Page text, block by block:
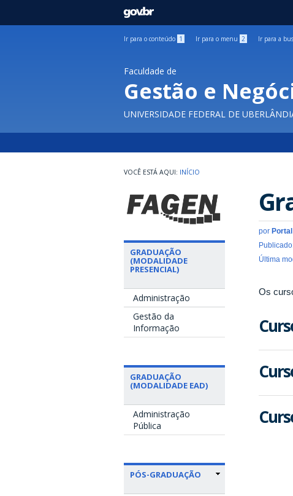
GOVBR
Ir para o conteúdo 1 Ir para o menu 2 Ir para a
Faculdade de
Gestão e
UNIVERSIDADE FEDERAL DE
INÍCIO
GRADUAÇÃO
(MODALIDADE
PRESENCIAL)
Administração
Gestão da
Informação
GRADUAÇÃO
(MODALIDADE EAD)
Administração
Pública
PÓS-GRADUAÇÃO
por
Última
Os